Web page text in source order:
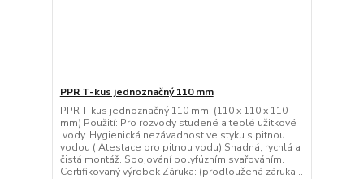
PPR T-kus jednoznačný 110 mm
PPR T-kus jednoznačný 110 mm (110 x 110 x 110
mm) Použití: Pro rozvody studené a teplé užitkové
vody. Hygienická nezávadnost ve styku s pitnou
vodou ( Atestace pro pitnou vodu) Snadná, rychlá a
čistá montáž. Spojování polyfúzním svařováním.
Certifikovaný výrobek Záruka: (prodloužená záruka...